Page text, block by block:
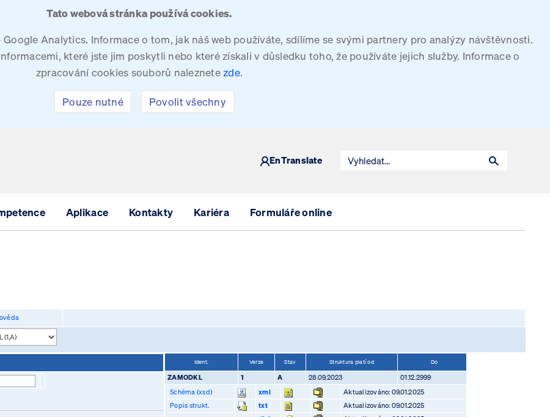
Tato webová stránka používá cookies.
Analytics. Informace o tom, jak náš web používáte, sdílíme se svými partnery pro analýzy návštěvnosti.
které jste jim poskytli nebo které získali v důsledku toho, že používáte jejich služby. Informace o
zpracování cookies souborů naleznetezde.
Pouze nutné Povolit všechny
EnTranslate
Aplikace Kontakty Kariéra Formuláře online
Ident. Verze Stav Struktura platí od Do
ZAMODKL 1 A 28.09.2023
01.12.2999
Schéma (xsd)
xml
Aktualizováno: 09.01.2025
Popis strukt.
txt
Aktualizováno: 09.01.2025